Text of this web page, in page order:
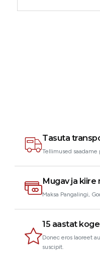
Tasuta
Tellimused saadame
Mugav ja kiire
Maksa Pangalingi,
15 aastat
Donec eros laoreet
suscipit.